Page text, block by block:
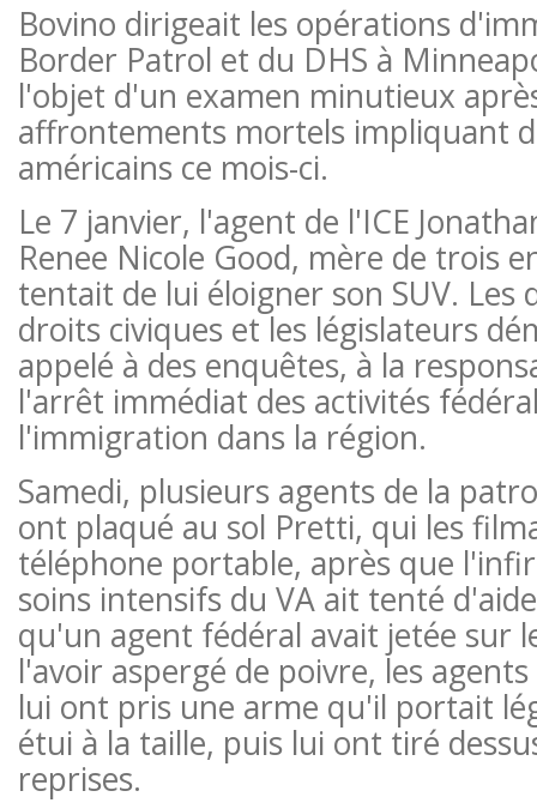
Bovino dirigeait les opérations
Border Patrol et du DHS à
l'objet d'un examen minutieux
affrontements mortels impliquant
américains ce mois-ci.
Le 7 janvier, l'agent de l'ICE
Renee Nicole Good, mère de trois
tentait de lui éloigner son SUV. Les
droits civiques et les législateurs
appelé à des enquêtes, à la
l'arrêt immédiat des activités
l'immigration dans la région.
Samedi, plusieurs agents de la
ont plaqué au sol Pretti, qui les
téléphone portable, après que
soins intensifs du VA ait tenté
qu'un agent fédéral avait jetée sur
l'avoir aspergé de poivre, les
lui ont pris une arme qu'il portait
étui à la taille, puis lui ont tiré
reprises.